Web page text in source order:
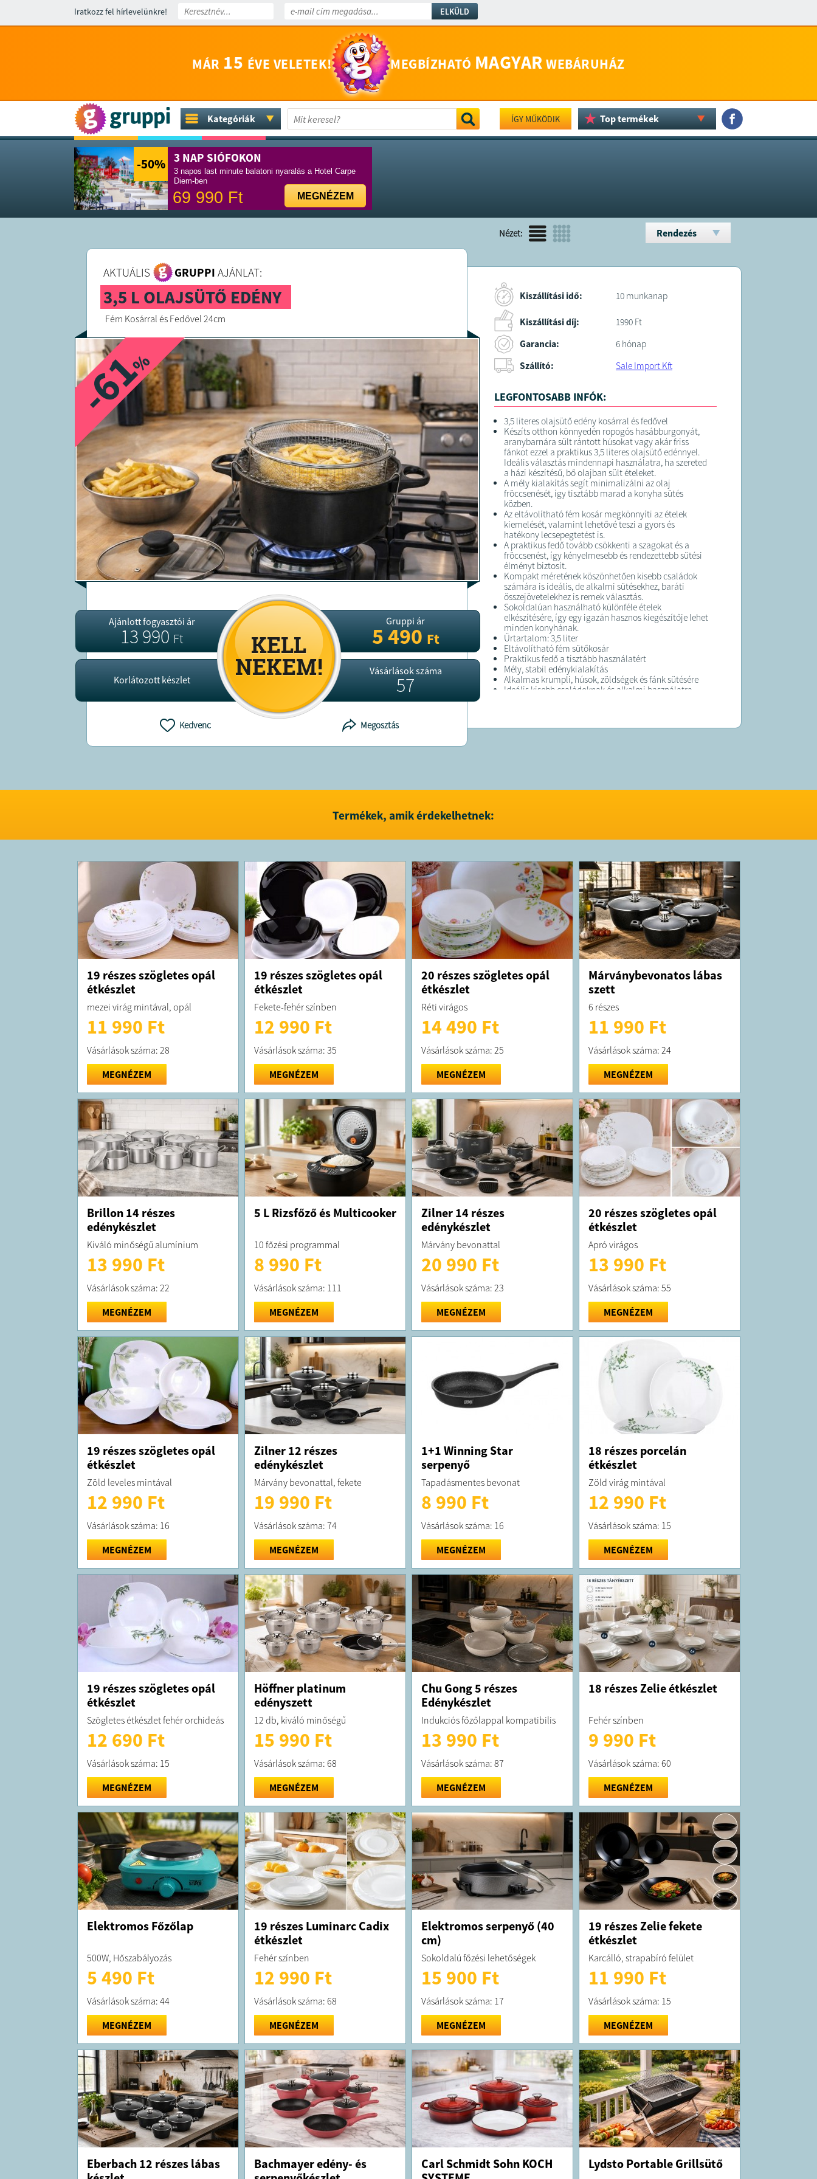
Iratkozz fel hírlevelünkre! ELKÜLD
MÁR 15 ÉVE VELETEK! MEGBÍZHATÓ MAGYAR WEBÁRUHÁZ
Kategóriák ÍGY MŰKÖDIK Top termékek
-50% 3 NAP SIÓFOKON
3 napos last minute balatoni nyaralás a Hotel Carpe
Diem-ben
69 990 Ft MEGNÉZEM
Nézet: Rendezés
AKTUÁLIS GRUPPI AJÁNLAT:
3,5 L OLAJSÜTŐ EDÉNY
Fém Kosárral és Fedővel 24cm
-61
%
Ajánlott fogyasztói ár
13 990Ft
Korlátozott készlet
Gruppi ár
5 490Ft
Vásárlások száma
57
Kedvenc Megosztás
Kiszállítási idő: 10 munkanap
Kiszállítási díj:
1990 Ft
Garancia:
6 hónap
Szállító:
Sale Import Kft
LEGFONTOSABB INFÓK:
3,5 literes olajsütő edény kosárral és fedővel
Készíts otthon könnyedén ropogós hasábburgonyát,
aranybarnára sült rántott húsokat vagy akár friss
fánkot ezzel a praktikus 3,5 literes olajsütő edénnyel.
Ideális választás mindennapi használatra, ha szereted
a házi készítésű, bő olajban sült ételeket.
A mély kialakítás segít minimalizálni az olaj
fröccsenését, így tisztább marad a konyha sütés
közben.
Az eltávolítható fém kosár megkönnyíti az ételek
kiemelését, valamint lehetővé teszi a gyors és
hatékony lecsepegtetést is.
A praktikus fedő tovább csökkenti a szagokat és a
fröccsenést, így kényelmesebb és rendezettebb sütési
élményt biztosít.
Kompakt méretének köszönhetően kisebb családok
számára is ideális, de alkalmi sütésekhez, baráti
összejövetelekhez is remek választás.
Sokoldalúan használható különféle ételek
elkészítésére, így egy igazán hasznos kiegészítője lehet
minden konyhának.
Űrtartalom: 3,5 liter
Eltávolítható fém sütőkosár
Praktikus fedő a tisztább használatért
Mély, stabil edénykialakítás
Alkalmas krumpli, húsok, zöldségek és fánk sütésére
Ideális kisebb családoknak és alkalmi használatra
FELTÉTELEK:
Termékek, amik érdekelhetnek:
19 részes szögletes opál
étkészlet
mezei virág mintával, opál
11 990 Ft
Vásárlások száma: 28
MEGNÉZEM
19 részes szögletes opál
étkészlet
Fekete-fehér színben
12 990 Ft
Vásárlások száma: 35
MEGNÉZEM
20 részes szögletes opál
étkészlet
Réti virágos
14 490 Ft
Vásárlások száma: 25
MEGNÉZEM
Márványbevonatos lábas
szett
6 részes
11 990 Ft
Vásárlások száma: 24
MEGNÉZEM
Brillon 14 részes
edénykészlet
Kiváló minőségű alumínium
13 990 Ft
Vásárlások száma: 22
MEGNÉZEM
5 L Rizsfőző és Multicooker
10 főzési programmal
8 990 Ft
Vásárlások száma: 111
MEGNÉZEM
Zilner 14 részes
edénykészlet
Márvány bevonattal
20 990 Ft
Vásárlások száma: 23
MEGNÉZEM
20 részes szögletes opál
étkészlet
Apró virágos
13 990 Ft
Vásárlások száma: 55
MEGNÉZEM
19 részes szögletes opál
étkészlet
Zöld leveles mintával
12 990 Ft
Vásárlások száma: 16
MEGNÉZEM
Zilner 12 részes
edénykészlet
Márvány bevonattal, fekete
19 990 Ft
Vásárlások száma: 74
MEGNÉZEM
1+1 Winning Star
serpenyő
Tapadásmentes bevonat
8 990 Ft
Vásárlások száma: 16
MEGNÉZEM
18 részes porcelán
étkészlet
Zöld virág mintával
12 990 Ft
Vásárlások száma: 15
MEGNÉZEM
19 részes szögletes opál
étkészlet
Szögletes étkészlet fehér orchideás
12 690 Ft
Vásárlások száma: 15
MEGNÉZEM
Höffner platinum
edényszett
12 db, kiváló minőségű
15 990 Ft
Vásárlások száma: 68
MEGNÉZEM
Chu Gong 5 részes
Edénykészlet
Indukciós főzőlappal kompatibilis
13 990 Ft
Vásárlások száma: 87
MEGNÉZEM
18 részes Zelie étkészlet
Fehér színben
9 990 Ft
Vásárlások száma: 60
MEGNÉZEM
Elektromos Főzőlap
500W, Hőszabályozás
5 490 Ft
Vásárlások száma: 44
MEGNÉZEM
19 részes Luminarc Cadix
étkészlet
Fehér színben
12 990 Ft
Vásárlások száma: 68
MEGNÉZEM
Elektromos serpenyő (40
cm)
Sokoldalú főzési lehetőségek
15 900 Ft
Vásárlások száma: 17
MEGNÉZEM
19 részes Zelie fekete
étkészlet
Karcálló, strapabíró felület
11 990 Ft
Vásárlások száma: 15
MEGNÉZEM
Eberbach 12 részes lábas
Bachmayer edény- és
Carl Schmidt Sohn KOCH
Lydsto Portable Grillsütő